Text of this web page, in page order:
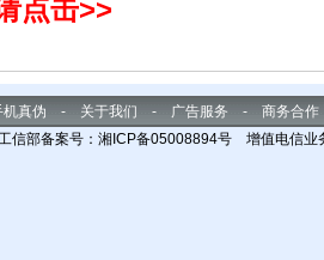
点击>>
机真伪 - 关于我们 - 广告服务 - 商务合作
信部备案号：湘ICP备05008894号 增值电信